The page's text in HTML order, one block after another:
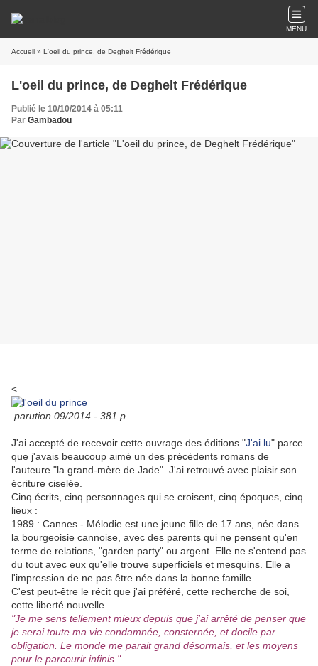
MENU
Accueil » L'oeil du prince, de Deghelt Frédérique
L'oeil du prince, de Deghelt Frédérique
Publié le 10/10/2014 à 05:11
Par Gambadou
<
parution 09/2014 - 381 p.
J'ai accepté de recevoir cette ouvrage des éditions "J'ai lu" parce
que j'avais beaucoup aimé un des précédents romans de
l'auteure "la grand-mère de Jade". J'ai retrouvé avec plaisir son
écriture ciselée.
Cinq écrits, cinq personnages qui se croisent, cinq époques, cinq
lieux :
1989 : Cannes - Mélodie est une jeune fille de 17 ans, née dans
la bourgeoisie cannoise, avec des parents qui ne pensent qu'en
terme de relations, "garden party" ou argent. Elle ne s'entend pas
du tout avec eux qu'elle trouve superficiels et mesquins. Elle a
l'impression de ne pas être née dans la bonne famille.
C'est peut-être le récit que j'ai préféré, cette recherche de soi,
cette liberté nouvelle.
"Je me sens tellement mieux depuis que j'ai arrêté de penser que
je serai toute ma vie condamnée, consternée, et docile par
obligation. Le monde me parait grand désormais, et les moyens
pour le parcourir infinis."